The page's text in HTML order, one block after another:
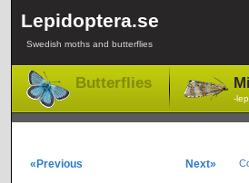
Lepidoptera.se
Swedish moths and butterflies
Butterflies
-
«Previous Next»